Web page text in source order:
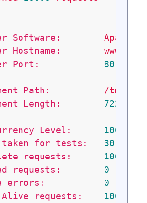
Software:
Apache/
Hostname:
Port:
80
Path:
/tmp/
Length:
72252
Level:
1000
taken for tests:
requests:
10000
requests:
0
errors:
0
Alive requests:
10000